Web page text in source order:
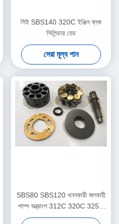
সিই SBS140 320C ইঞ্জিন ব্লক
সিলিন্ডার হেড
সেরা মূল্য পান
SBS80 SBS120 খননকারী জলবাহী
পাম্প যন্ত্রাংশ 312C 320C 325C
মেরামত